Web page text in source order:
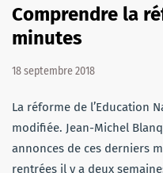
Comprendre la
minutes
18 septembre 2018
La réforme de l’Education
modifiée. Jean-Michel
annonces de ces derniers
rentrées il y a deux